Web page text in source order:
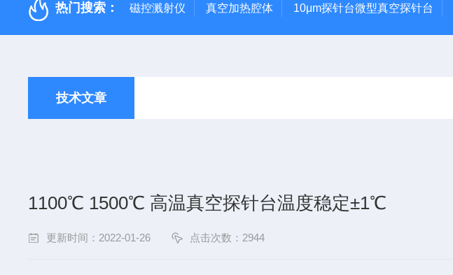
热门搜索： 磁控溅射仪 真空加热腔体 10μm探针台微型真空探针台
技术文章
1100℃ 1500℃ 高温真空探针台温度稳定±1℃
更新时间：2022-01-26 点击次数：2944